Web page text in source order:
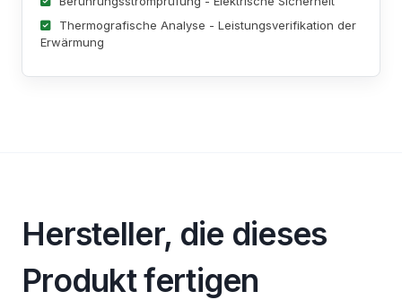
Thermografische Analyse - Leistungsverifikation der
Erwärmung
Hersteller, die dieses
Produkt fertigen